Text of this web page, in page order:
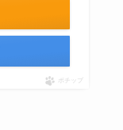
ポチップ